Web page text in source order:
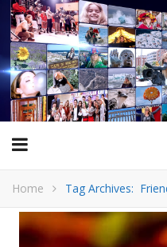
Home Tag Archives: